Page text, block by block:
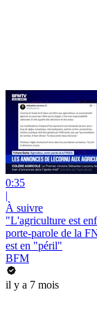
0:35
|
À suivre
"L'agriculture est
porte-parole de la
est en "péril"
BFM
il y a 7 mois